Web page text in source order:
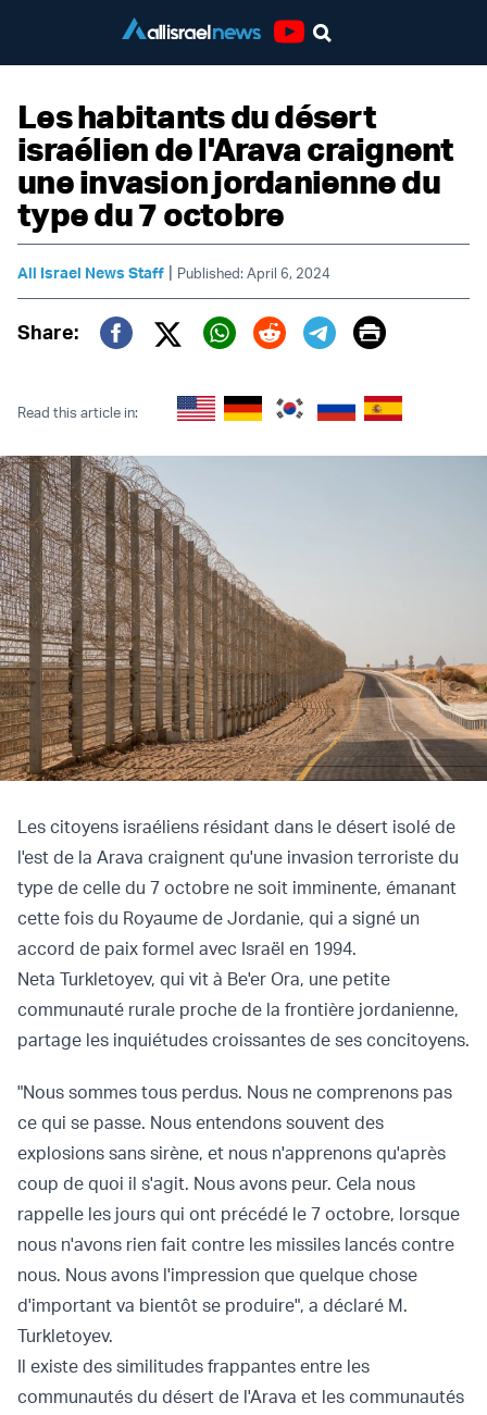
Les habitants du désert
israélien de l'Arava craignent
une invasion jordanienne du
type du 7 octobre
All Israel News Staff | Published: April 6, 2024
Share:
Twitter (X)
Print
Read this article in:
Les citoyens israéliens résidant dans le désert isolé de
l'est de la Arava craignent qu'une invasion terroriste du
type de celle du 7 octobre ne soit imminente, émanant
cette fois du Royaume de Jordanie, qui a signé un
accord de paix formel avec Israël en 1994.
Neta Turkletoyev, qui vit à Be'er Ora, une petite
communauté rurale proche de la frontière jordanienne,
partage les inquiétudes croissantes de ses concitoyens.
"Nous sommes tous perdus. Nous ne comprenons pas
ce qui se passe. Nous entendons souvent des
explosions sans sirène, et nous n'apprenons qu'après
coup de quoi il s'agit. Nous avons peur. Cela nous
rappelle les jours qui ont précédé le 7 octobre, lorsque
nous n'avons rien fait contre les missiles lancés contre
nous. Nous avons l'impression que quelque chose
d'important va bientôt se produire", a déclaré M.
Turkletoyev.
Il existe des similitudes frappantes entre les
communautés du désert de l'Arava et les communautés